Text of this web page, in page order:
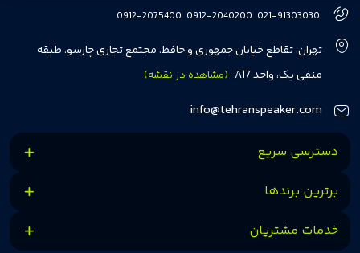
هفت سال در این زمینه، بر ایجاد تجربه خریدی آسان، سریع و مطمئن تمرکز دارد تا
مشتریان بتوانند با خیالی آسوده از انتخاب خود لذت ببرند. ما به رضایت و اعتماد
مشتریان اهمیت می‌دهیم و همواره در تلاشیم تا بهترین‌ها را برای آن‌ها فراهم
کنیم.
021-91303030
0912-2040200
0912-2075400
تهران، تقاطع خیابان جمهوری و حافظ، مجتمع تجاری چارسو، طبقه
منفی یک، واحد A17
(مشاهده در نقشه)
info@tehranspeaker.com
دسترسی سریع
برترین برندها
خدمات مشتریان